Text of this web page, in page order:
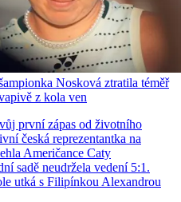
Nosková ztratila téměř
z kola ven
první zápas od životního
česká reprezentantka na
Američance Caty
sadě neudržela vedení 5:1.
utká s Filipínkou Alexandrou